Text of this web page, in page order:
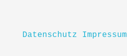
Datenschutz Impressum